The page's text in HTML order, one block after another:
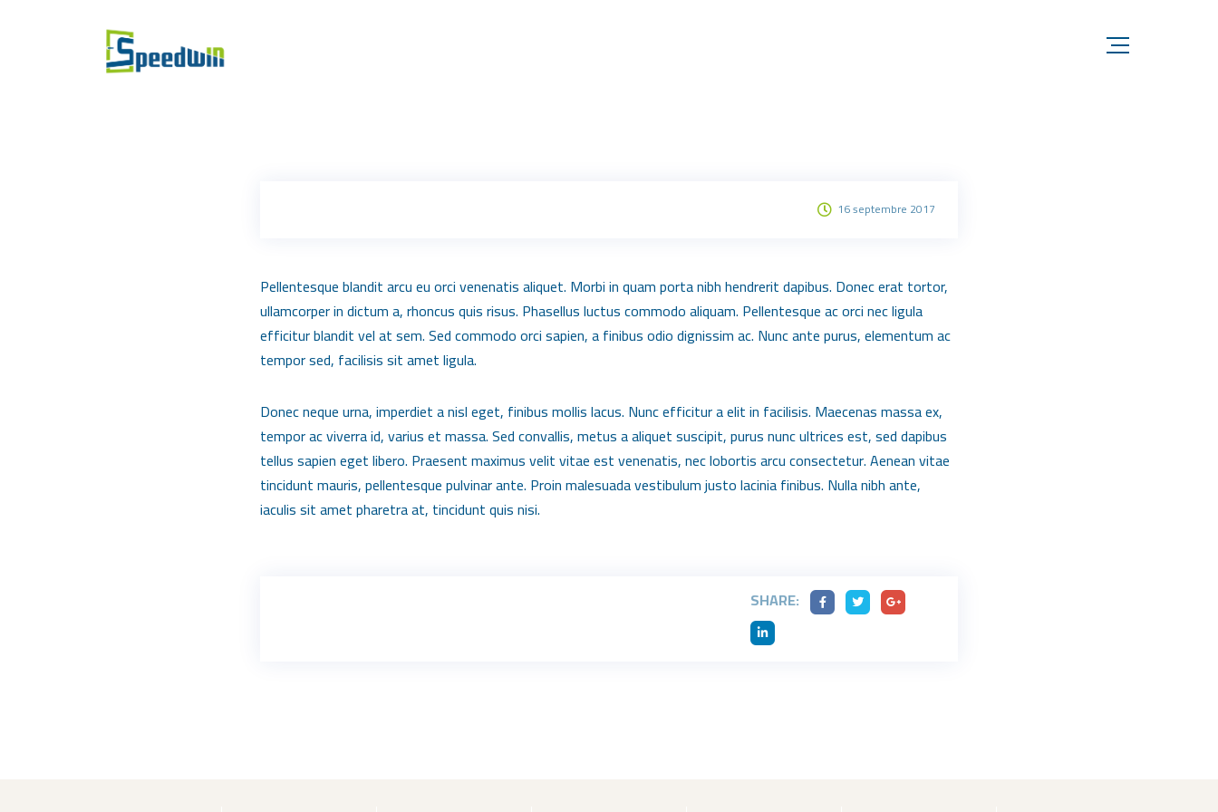
16 septembre 2017
Pellentesque blandit arcu eu orci venenatis aliquet. Morbi in quam porta nibh hendrerit dapibus. Donec erat tortor,
ullamcorper in dictum a, rhoncus quis risus. Phasellus luctus commodo aliquam. Pellentesque ac orci nec ligula
efficitur blandit vel at sem. Sed commodo orci sapien, a finibus odio dignissim ac. Nunc ante purus, elementum ac
tempor sed, facilisis sit amet ligula.
Donec neque urna, imperdiet a nisl eget, finibus mollis lacus. Nunc efficitur a elit in facilisis. Maecenas massa ex,
tempor ac viverra id, varius et massa. Sed convallis, metus a aliquet suscipit, purus nunc ultrices est, sed dapibus
tellus sapien eget libero. Praesent maximus velit vitae est venenatis, nec lobortis arcu consectetur. Aenean vitae
tincidunt mauris, pellentesque pulvinar ante. Proin malesuada vestibulum justo lacinia finibus. Nulla nibh ante,
iaculis sit amet pharetra at, tincidunt quis nisi.
SHARE: